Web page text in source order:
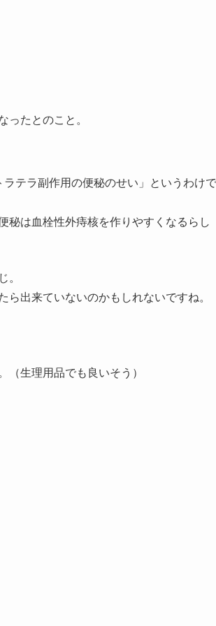
ったとのこと。
テラ副作用の便秘のせい」というわけで
秘は血栓性外痔核を作りやすくなるらし
。
出来ていないのかもしれないですね。
（生理用品でも良いそう）